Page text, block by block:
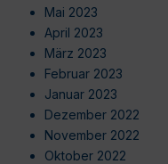
Mai 2023
April 2023
März 2023
Februar 2023
Januar 2023
Dezember 2022
November 2022
Oktober 2022